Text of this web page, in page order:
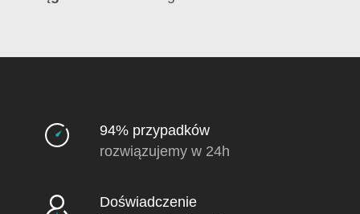
94% przypadków
rozwiązujemy w 24h
Doświadczenie